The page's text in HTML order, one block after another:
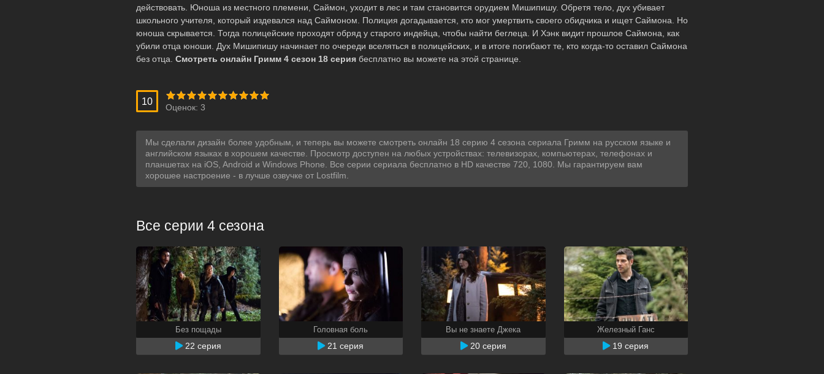
действовать. Юноша из местного племени, Саймон, уходит в лес и там становится орудием Мишипишу. Обретя тело, дух убивает
школьного учителя, который издевался над Саймоном. Полиция догадывается, кто мог умертвить своего обидчика и ищет Саймона. Но
юноша скрывается. Тогда полицейские проходят обряд у старого индейца, чтобы найти беглеца. И Хэнк видит прошлое Саймона, как
убили отца юноши. Дух Мишипишу начинает по очереди вселяться в полицейских, и в итоге погибают те, кто когда-то оставил Саймона
без отца. Смотреть онлайн Гримм 4 сезон 18 серия бесплатно вы можете на этой странице.
10
Оценок: 3
Мы сделали дизайн более удобным, и теперь вы можете смотреть онлайн 18 серию 4 сезона сериала Гримм на русском языке и
английском языках в хорошем качестве. Просмотр доступен на любых устройствах: телевизорах, компьютерах, телефонах и
планшетах на iOS, Android и Windows Phone. Все серии сериала бесплатно в HD качестве 720, 1080. Мы гарантируем вам
хорошее настроение - в лучше озвучке от Lostfilm.
Все серии 4 сезона
Без пощады
22 серия
Головная боль
21 серия
Вы не знаете Джека
20 серия
Железный Ганс
19 серия